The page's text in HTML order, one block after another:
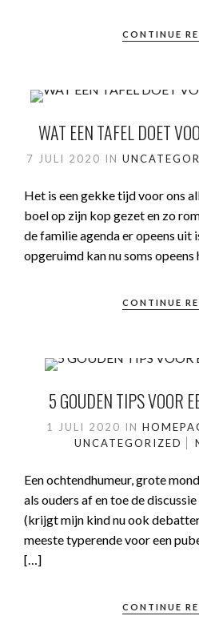
CONTINUE
WAT EEN TAFEL DOET
7 JULI 2020 IN
Het is een gekke tijd voor ons
boel op zijn kop gezet en zo
de familie agenda er opeens uit
opgeruimd kan nu soms
CONTINUE
5 GOUDEN TIPS VOOR
1 JULI 2020 IN
UNCATEGORIZED
Een ochtendhumeur, grote
als ouders af en toe de
(krijgt mijn kind nu ook
meeste typerende voor een
[…]
CONTINUE